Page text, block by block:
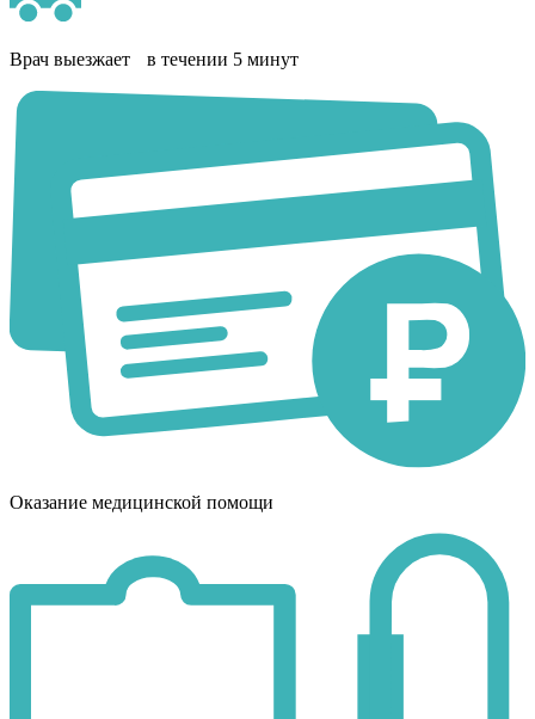
Врач выезжает в течении 5 минут
Оказание медицинской помощи